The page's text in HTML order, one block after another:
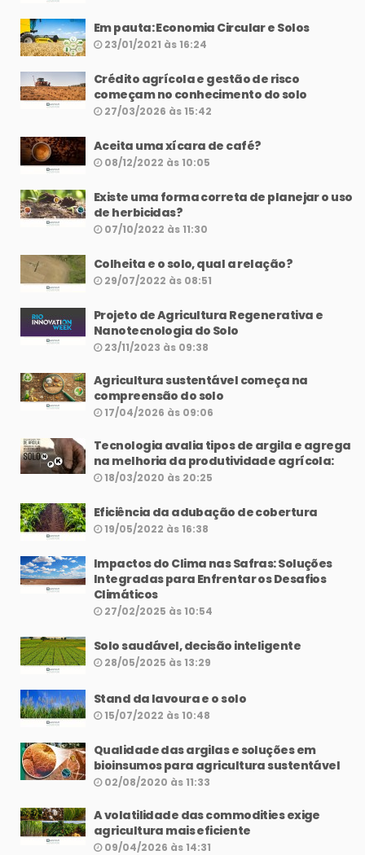
Em pauta: Economia Circular e Solos
23/01/2021 às 16:24
Crédito agrícola e gestão de risco
começam no conhecimento do solo
27/03/2026 às 15:42
Aceita uma xícara de café?
08/12/2022 às 10:05
Existe uma forma correta de planejar o uso
de herbicidas?
07/10/2022 às 11:30
Colheita e o solo, qual a relação?
29/07/2022 às 08:51
Projeto de Agricultura Regenerativa e
Nanotecnologia do Solo
23/11/2023 às 09:38
Agricultura sustentável começa na
compreensão do solo
17/04/2026 às 09:06
Tecnologia avalia tipos de argila e agrega
na melhoria da produtividade agrícola:
18/03/2020 às 20:25
Eficiência da adubação de cobertura
19/05/2022 às 16:38
Impactos do Clima nas Safras: Soluções
Integradas para Enfrentar os Desafios
Climáticos
27/02/2025 às 10:54
Solo saudável, decisão inteligente
28/05/2025 às 13:29
Stand da lavoura e o solo
15/07/2022 às 10:48
Qualidade das argilas e soluções em
bioinsumos para agricultura sustentável
02/08/2020 às 11:33
A volatilidade das commodities exige
agricultura mais eficiente
09/04/2026 às 14:31